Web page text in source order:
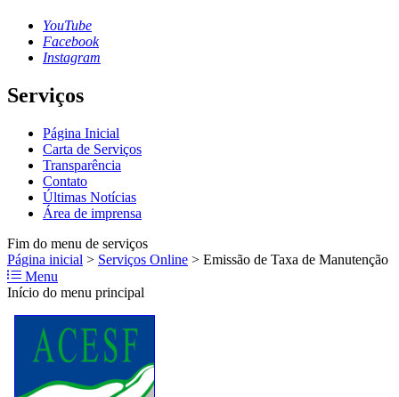
YouTube
Facebook
Instagram
Serviços
Página Inicial
Carta de Serviços
Transparência
Contato
Últimas Notícias
Área de imprensa
Fim do menu de serviços
Página inicial > Serviços Online > Emissão de Taxa de Manutenção
Menu
Início do menu principal